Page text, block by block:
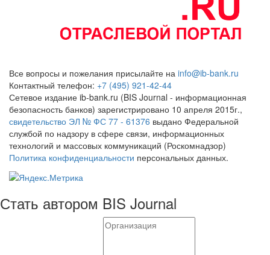
Все вопросы и пожелания присылайте на info@ib-bank.ru
Контактный телефон: +7 (495) 921-42-44
Сетевое издание ib-bank.ru (BIS Journal - информационная
безопасность банков) зарегистрировано 10 апреля 2015г.,
свидетельство ЭЛ № ФС 77 - 61376 выдано Федеральной
службой по надзору в сфере связи, информационных
технологий и массовых коммуникаций (Роскомнадзор)
Политика конфиденциальности персональных данных.
Стать автором BIS Journal